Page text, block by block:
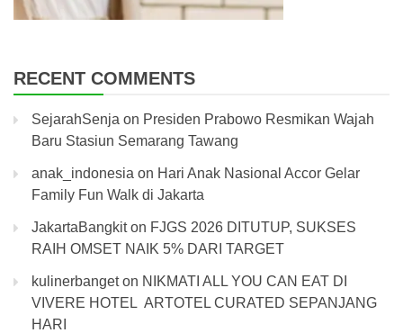
RECENT COMMENTS
SejarahSenja on Presiden Prabowo Resmikan Wajah
Baru Stasiun Semarang Tawang
anak_indonesia on Hari Anak Nasional Accor Gelar
Family Fun Walk di Jakarta
JakartaBangkiton FJGS 2026 DITUTUP, SUKSES
RAIH OMSET NAIK 5% DARI TARGET
kulinerbangeton NIKMATI ALL YOU CAN EAT DI
VIVERE HOTEL ARTOTEL CURATED SEPANJANG
HARI